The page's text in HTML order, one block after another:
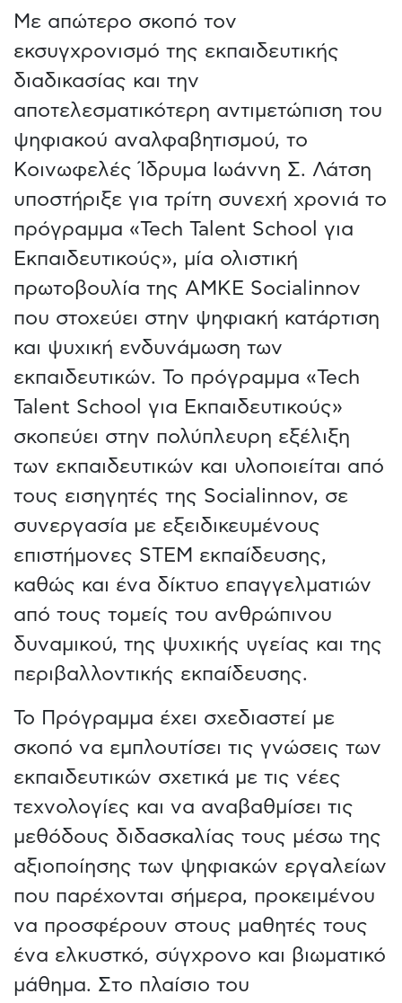
Με απώτερο σκοπό τον
εκσυγχρονισμό της εκπαιδευτικής
διαδικασίας και την
αποτελεσματικότερη αντιμετώπιση του
ψηφιακού αναλφαβητισμού, το
Κοινωφελές Ίδρυμα Ιωάννη Σ. Λάτση
υποστήριξε για τρίτη συνεχή χρονιά το
πρόγραμμα «Tech Talent School για
Εκπαιδευτικούς», μία ολιστική
πρωτοβουλία της ΑΜΚΕ Socialinnov
που στοχεύει στην ψηφιακή κατάρτιση
και ψυχική ενδυνάμωση των
εκπαιδευτικών. Το πρόγραμμα «Tech
Talent School για Εκπαιδευτικούς»
σκοπεύει στην πολύπλευρη εξέλιξη
των εκπαιδευτικών και υλοποιείται από
τους εισηγητές της Socialinnov, σε
συνεργασία με εξειδικευμένους
επιστήμονες STEM εκπαίδευσης,
καθώς και ένα δίκτυο επαγγελματιών
από τους τομείς του ανθρώπινου
δυναμικού, της ψυχικής υγείας και της
περιβαλλοντικής εκπαίδευσης.
Το Πρόγραμμα έχει σχεδιαστεί με
σκοπό να εμπλουτίσει τις γνώσεις των
εκπαιδευτικών σχετικά με τις νέες
τεχνολογίες και να αναβαθμίσει τις
μεθόδους διδασκαλίας τους μέσω της
αξιοποίησης των ψηφιακών εργαλείων
που παρέχονται σήμερα, προκειμένου
να προσφέρουν στους μαθητές τους
ένα ελκυστκό, σύγχρονο και βιωματικό
μάθημα. Στο πλαίσιο του